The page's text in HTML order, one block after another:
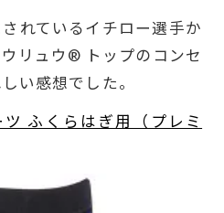
れているイチロー選手か
リュウ® トップのコンセ
い感想でした。
ふくらはぎ用（プレミ